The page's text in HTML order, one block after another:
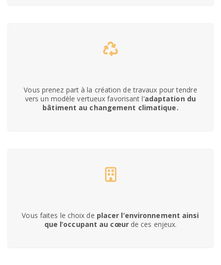
Vous prenez part à la création de travaux pour tendre
vers un modèle vertueux favorisant l’adaptation du
bâtiment au changement climatique.
Vous faites le choix de placer l’environnement ainsi
que l’occupant au cœurde ces enjeux.